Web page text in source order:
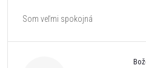
Som veľmi spokojná